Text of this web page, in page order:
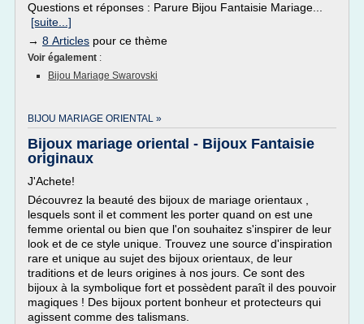
Questions et réponses : Parure Bijou Fantaisie Mariage...
[suite...]
→ 8 Articles pour ce thème
Voir également :
Bijou Mariage Swarovski
BIJOU MARIAGE ORIENTAL »
Bijoux mariage oriental - Bijoux Fantaisie
originaux
J'Achete!
Découvrez la beauté des bijoux de mariage orientaux ,
lesquels sont il et comment les porter quand on est une
femme oriental ou bien que l'on souhaitez s'inspirer de leur
look et de ce style unique. Trouvez une source d'inspiration
rare et unique au sujet des bijoux orientaux, de leur
traditions et de leurs origines à nos jours. Ce sont des
bijoux à la symbolique fort et possèdent paraît il des pouvoir
magiques ! Des bijoux portent bonheur et protecteurs qui
agissent comme des talismans.